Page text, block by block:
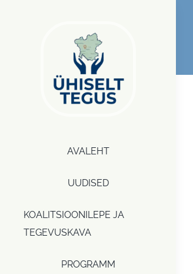
AVALEHT
UUDISED
KOALITSIOONILEPE JA
TEGEVUSKAVA
PROGRAMM